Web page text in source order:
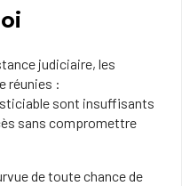
judiciaire, les
réunies :
sont insuffisants
sans compromettre
de toute chance de